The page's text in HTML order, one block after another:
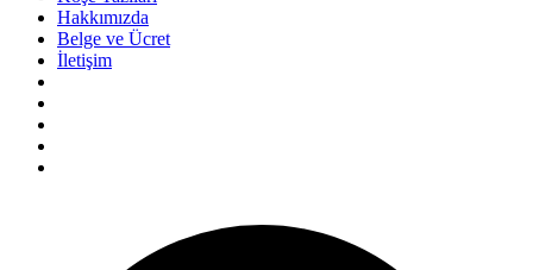
Hakkımızda
Belge ve Ücret
İletişim